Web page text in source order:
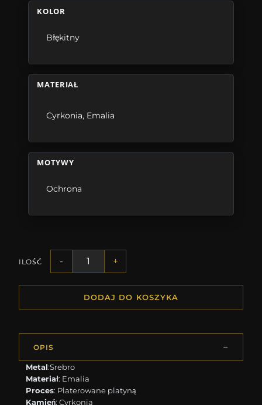
KOLOR
Błękitny
MATERIAŁ
Cyrkonia, Emalia
MOTYWY
Ochrona
ILOŚĆ - +
DODAJ DO KOSZYKA
OPIS
Metal:Srebro
Materiał: Emalia
Proces: Platerowane platyną
Kamień: Cyrkonia